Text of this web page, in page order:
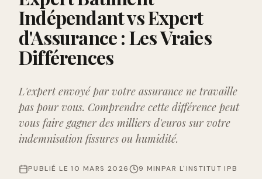
Indépendant vs Expert
d'Assurance : Les Vraies
Différences
L'expert envoyé par votre assurance ne travaille
pas pour vous. Comprendre cette différence peut
vous faire gagner des milliers d'euros sur votre
indemnisation fissures ou humidité.
PUBLIÉ LE10 MARS 2026 9 MINPAR L'INSTITUT IPB